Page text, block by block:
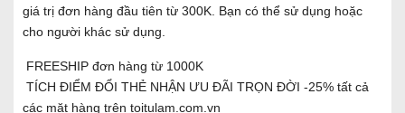
giá trị đơn hàng đầu tiên từ 300K. Bạn có thể sử dụng hoặc
cho người khác sử dụng.
FREESHIP đơn hàng từ 1000K
TÍCH ĐIỂM ĐỔI THẺ NHẬN ƯU ĐÃI TRỌN ĐỜI -25% tất cả
các mặt hàng trên toitulam.com.vn